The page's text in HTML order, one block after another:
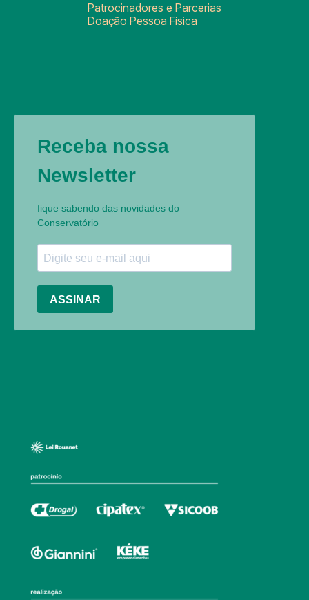
Patrocinadores e Parcerias
Doação Pessoa Física